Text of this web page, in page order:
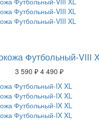
Футбольный-VIII
3 590 ₽ 4 490 ₽